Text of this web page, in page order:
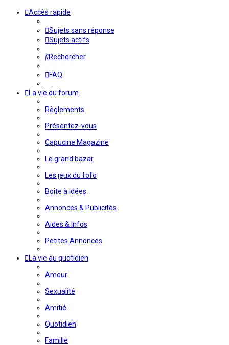
Accès rapide
Sujets sans réponse
Sujets actifs
Rechercher
FAQ
La vie du forum
Règlements
Présentez-vous
Capucine Magazine
Le grand bazar
Les jeux du fofo
Boite à idées
Annonces & Publicités
Aides & Infos
Petites Annonces
La vie au quotidien
Amour
Sexualité
Amitié
Quotidien
Famille